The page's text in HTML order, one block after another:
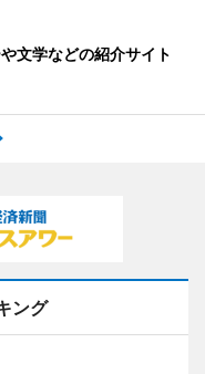
文学などの紹介サイト
ング